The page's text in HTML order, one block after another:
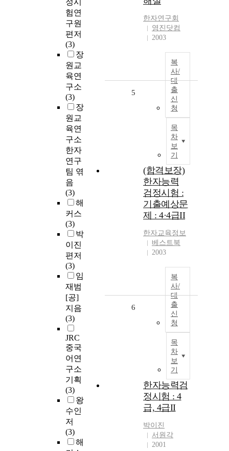
정시
험연
구원
편저
(3)
장
원교
육연
구소
(3)
장
원교
육연
구소
한자
연구
팀 엮
음
(3)
해
커스
(3)
박
이진
편저
(3)
임
재범
[공]
지음
(3)
JRC
중국
어연
구소
기획
(3)
왕
수인
저
(3)
해
한자연구회
영진닷컴
2003
복
사/
대
출
신
청
목
차
보
기
5
(합격보장)
한자능력
검정시험 :
기출예상문
제 : 4·4급II
한자교육정보
베스트북
2003
복
사/
대
출
신
청
목
차
보
기
6
한자능력검
정시험 : 4
급, 4급II
박이진
서원각
2001